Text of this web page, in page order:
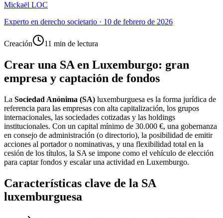
Mickaël LOC
Experto en derecho societario · 10 de febrero de 2026
Creación 11 min de lectura
Crear una SA en Luxemburgo: gran
empresa y captación de fondos
La Sociedad Anónima (SA) luxemburguesa es la forma jurídica de
referencia para las empresas con alta capitalización, los grupos
internacionales, las sociedades cotizadas y las holdings
institucionales. Con un capital mínimo de 30.000 €, una gobernanza
en consejo de administración (o directorio), la posibilidad de emitir
acciones al portador o nominativas, y una flexibilidad total en la
cesión de los títulos, la SA se impone como el vehículo de elección
para captar fondos y escalar una actividad en Luxemburgo.
Características clave de la SA
luxemburguesa